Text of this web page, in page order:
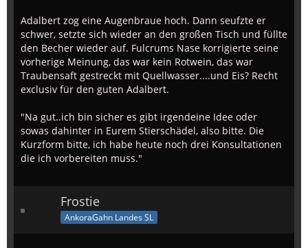
Adalbert zog eine Augenbraue hoch. Dann seufzte er
schwer, setzte sich wieder an den großen Tisch und füllte
den Becher wieder auf. Fulcrums Nase korrigierte seine
vorherige Meinung, das war kein Rotwein, das war
Traubensaft gestreckt mit Quellwasser....und Eis? Recht
exclusiv für den guten Adalbert.
"Na gut..ich bin sicher es gibt irgendeine Idee oder
sowas dahinter in Eurem Stierschädel, also bitte. Die
Kurzform bitte, ich habe heute noch drei Konsultationen
die ich vorbereiten muss."
Frostie
AnkoraGahn Landes SL